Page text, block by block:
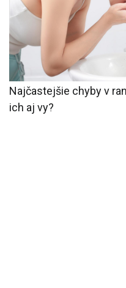
Najčastejšie chyby v
ich aj vy?